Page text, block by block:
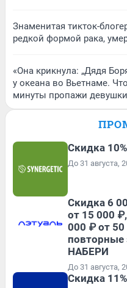
Знаменитая тикток-
редкой формой рака,
«Она крикнула: „Дядя
у океана во Вьетнаме.
минуты пропажи девушки
Скидка
До 31 августа,
Скидка 6
от 15 000
000 ₽ от
повторные
НАБЕРИ
До 31 августа,
Скидка